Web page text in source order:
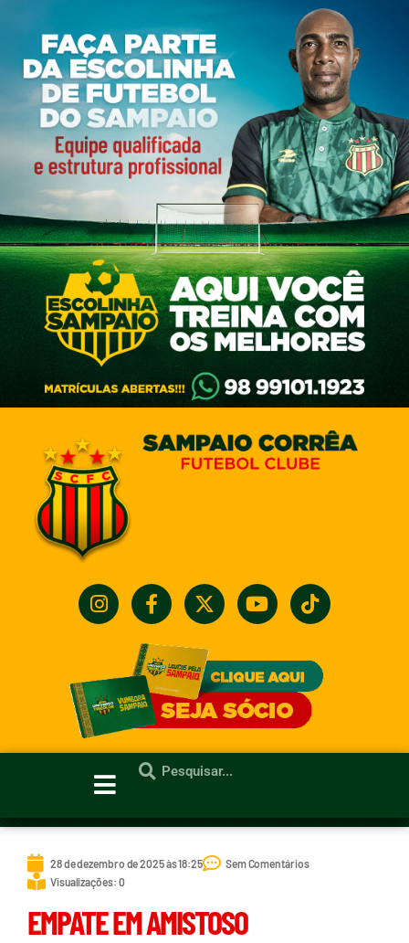
28 de dezembro de 2025 às 18:25
Sem Comentários
Visualizações: 0
EMPATE EM AMISTOSO